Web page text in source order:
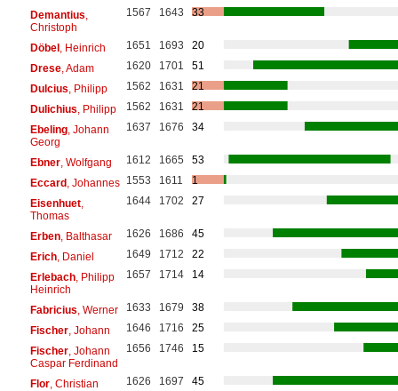
Demantius
Christoph
1567 1643 33
Döbel, Heinrich 1651 1693
20
Drese, Adam 1620 1701
51
Dulcius , Philipp 1562 1631
21
Dulichius , Philipp 1562 1631
21
Ebeling, Johann
Georg
1637 1676 34
Ebner, Wolfgang 1612 1665
53
Eccard, Johannes 1553 1611
1
Eisenhuet,
Thomas
1644 1702 27
Erben, Balthasar 1626 1686
45
Erich, Daniel 1649 1712
22
Erlebach, Philipp
Heinrich
1657 1714 14
Fabricius , Werner 1633 1679
38
Fischer, Johann 1646 1716
25
Fischer, Johann
Caspar Ferdinand
1656 1746 15
Flor, Christian 1626 1697
45